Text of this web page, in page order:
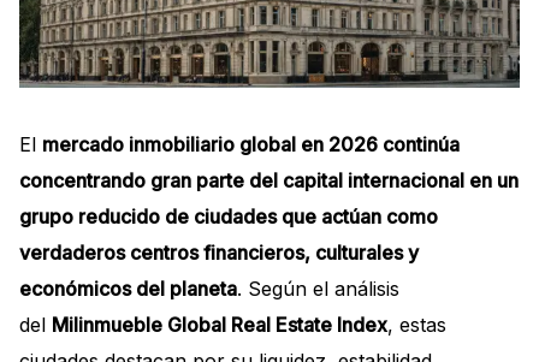
El mercado inmobiliario global en 2026 continúa
concentrando gran parte del capital internacional en un
grupo reducido de ciudades que actúan como
verdaderos centros financieros, culturales y
económicos del planeta. Según el análisis
del Milinmueble Global Real Estate Index, estas